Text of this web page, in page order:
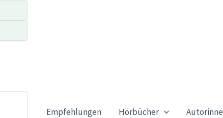
Empfehlungen Hörbücher